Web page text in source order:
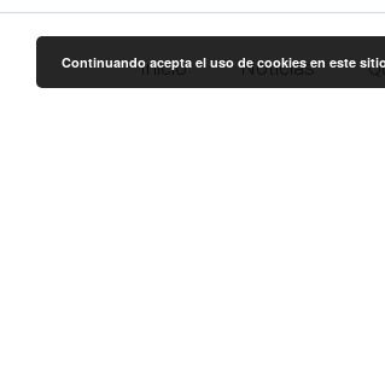
Inicio Noticias
Continuando acepta el uso de cookies en este